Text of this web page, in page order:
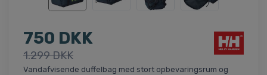
750 DKK
1.299 DKK
Vandafvisende duffelbag med stort opbevaringsrum og